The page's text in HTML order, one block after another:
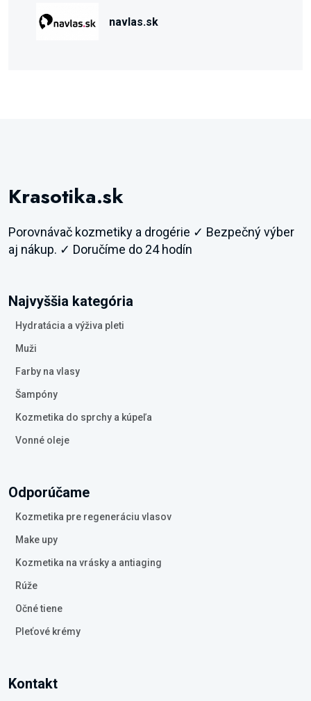
navlas.sk
Krasotika.sk
Porovnávač kozmetiky a drogérie ✓ Bezpečný výber
aj nákup. ✓ Doručíme do 24 hodín
Najvyššia kategória
Hydratácia a výživa pleti
Muži
Farby na vlasy
Šampóny
Kozmetika do sprchy a kúpeľa
Vonné oleje
Odporúčame
Kozmetika pre regeneráciu vlasov
Make upy
Kozmetika na vrásky a antiaging
Rúže
Očné tiene
Pleťové krémy
Kontakt